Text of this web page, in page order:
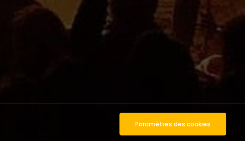
Paramètres des cookies